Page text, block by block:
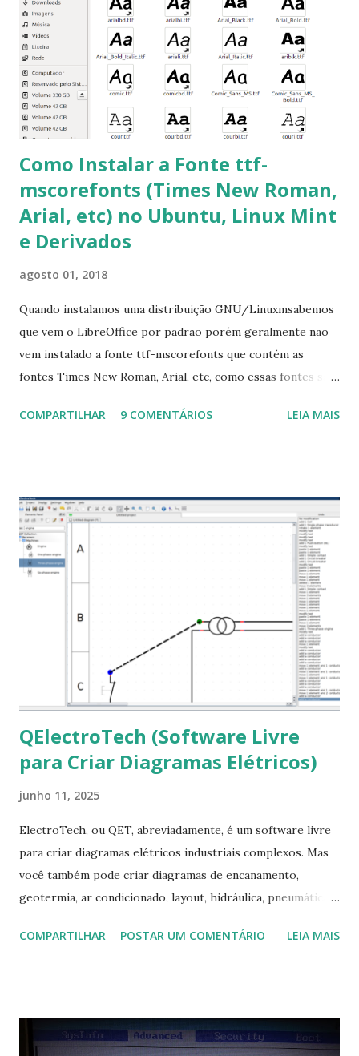
clicando em “Ok” Agora aceite os termos de uso clicando
em “Sim” Pronto agora abra o LibreOffice e veja se as
fontes Times New Roman, Arial estão instaladas. Caso
ocorra algum erro ou precisa reinstalar, execute: $ sudo
apt-get install --reinstall ttf-mscorefonts-installer
Como Instalar a Fonte ttf-
mscorefonts (Times New Roman,
Arial, etc) no Ubuntu, Linux Mint
e Derivados
agosto 01, 2018
Quando instalamos uma distribuição GNU/Linuxmsabemos
que vem o LibreOffice por padrão porém geralmente não
vem instalado a fonte ttf-mscorefonts que contém as
fontes Times New Roman, Arial, etc, como essas fontes são
a Associação Brasileira de Normas Técnicas (ABNT), exige
que contém essas fontes. Ao instalar o GNU/Linux abra o
terminal e execute o comando: $ sudo apt-get install ttf-
mscorefonts-installer Leia os termos de uso e avance
clicando em “Ok” Agora aceite os termos de uso clicando
em “Sim” Pronto agora abra o LibreOffice e veja se as
fontes Times New Roman, Arial estão instaladas. Caso
ocorra algum erro ou precisa reinstalar, execute: $ sudo
apt-get install --reinstall ttf-mscorefonts-installer
COMPARTILHAR 9 COMENTÁRIOS LEIA MAIS
QElectroTech (Software Livre
para Criar Diagramas Elétricos)
junho 11, 2025
ElectroTech, ou QET, abreviadamente, é um software livre
para criar diagramas elétricos industriais complexos. Mas
você também pode criar diagramas de encanamento,
geotermia, ar condicionado, layout, hidráulica, pneumática,
Na última versão 0.100, a coleção contém mais de 8.000
COMPARTILHAR POSTAR UM COMENTÁRIO LEIA MAIS